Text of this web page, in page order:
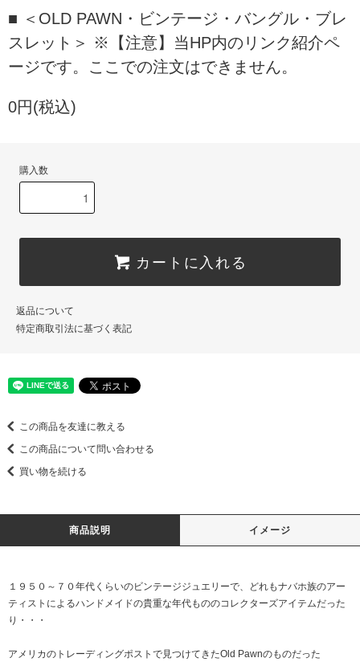
■ ＜OLD PAWN・ビンテージ・バングル・ブレ
スレット＞ ※【注意】当HP内のリンク紹介ペ
ージです。ここでの注文はできません。
0円(税込)
購入数
カートに入れる
返品について
特定商取引法に基づく表記
この商品を友達に教える
この商品について問い合わせる
買い物を続ける
商品説明 イメージ
１９５０～７０年代くらいのビンテージジュエリーで、どれもナバホ族のアー
ティストによるハンドメイドの貴重な年代もののコレクターズアイテムだった
り・・・
アメリカのトレーディングポストで見つけてきたOld Pawnのものだった